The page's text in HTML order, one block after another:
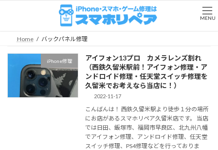
Home バックパネル修理
iPhone修理
アイフォン13プロ カメラレンズ割れ
（西鉄久留米駅前！アイフォン修理・ア
ンドロイド修理・任天堂スイッチ修理を
久留米でお考えなら当店に！）
2022-11-17
こんばんは！ 西鉄久留米駅より徒歩１分の場所
にお店があるスマホリペア久留米店です。 当店
では日田、飯塚市、福岡市早良区、北九州八幡
でアイフォン修理、アンドロイド修理、任天堂
スイッチ修理、PS4修理などを行っておりま
MENU